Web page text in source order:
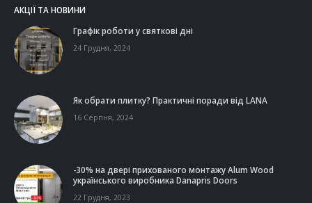
АКЦІЇ ТА НОВИНИ
Графік роботи у святкові дні
24 Грудня, 2024
Як обрати плитку? Практичні поради від LANA
16 Серпня, 2024
-30% на двері прихованого монтажу Alum Wood
українського виробника Danapris Doors
22 Грудня, 2023